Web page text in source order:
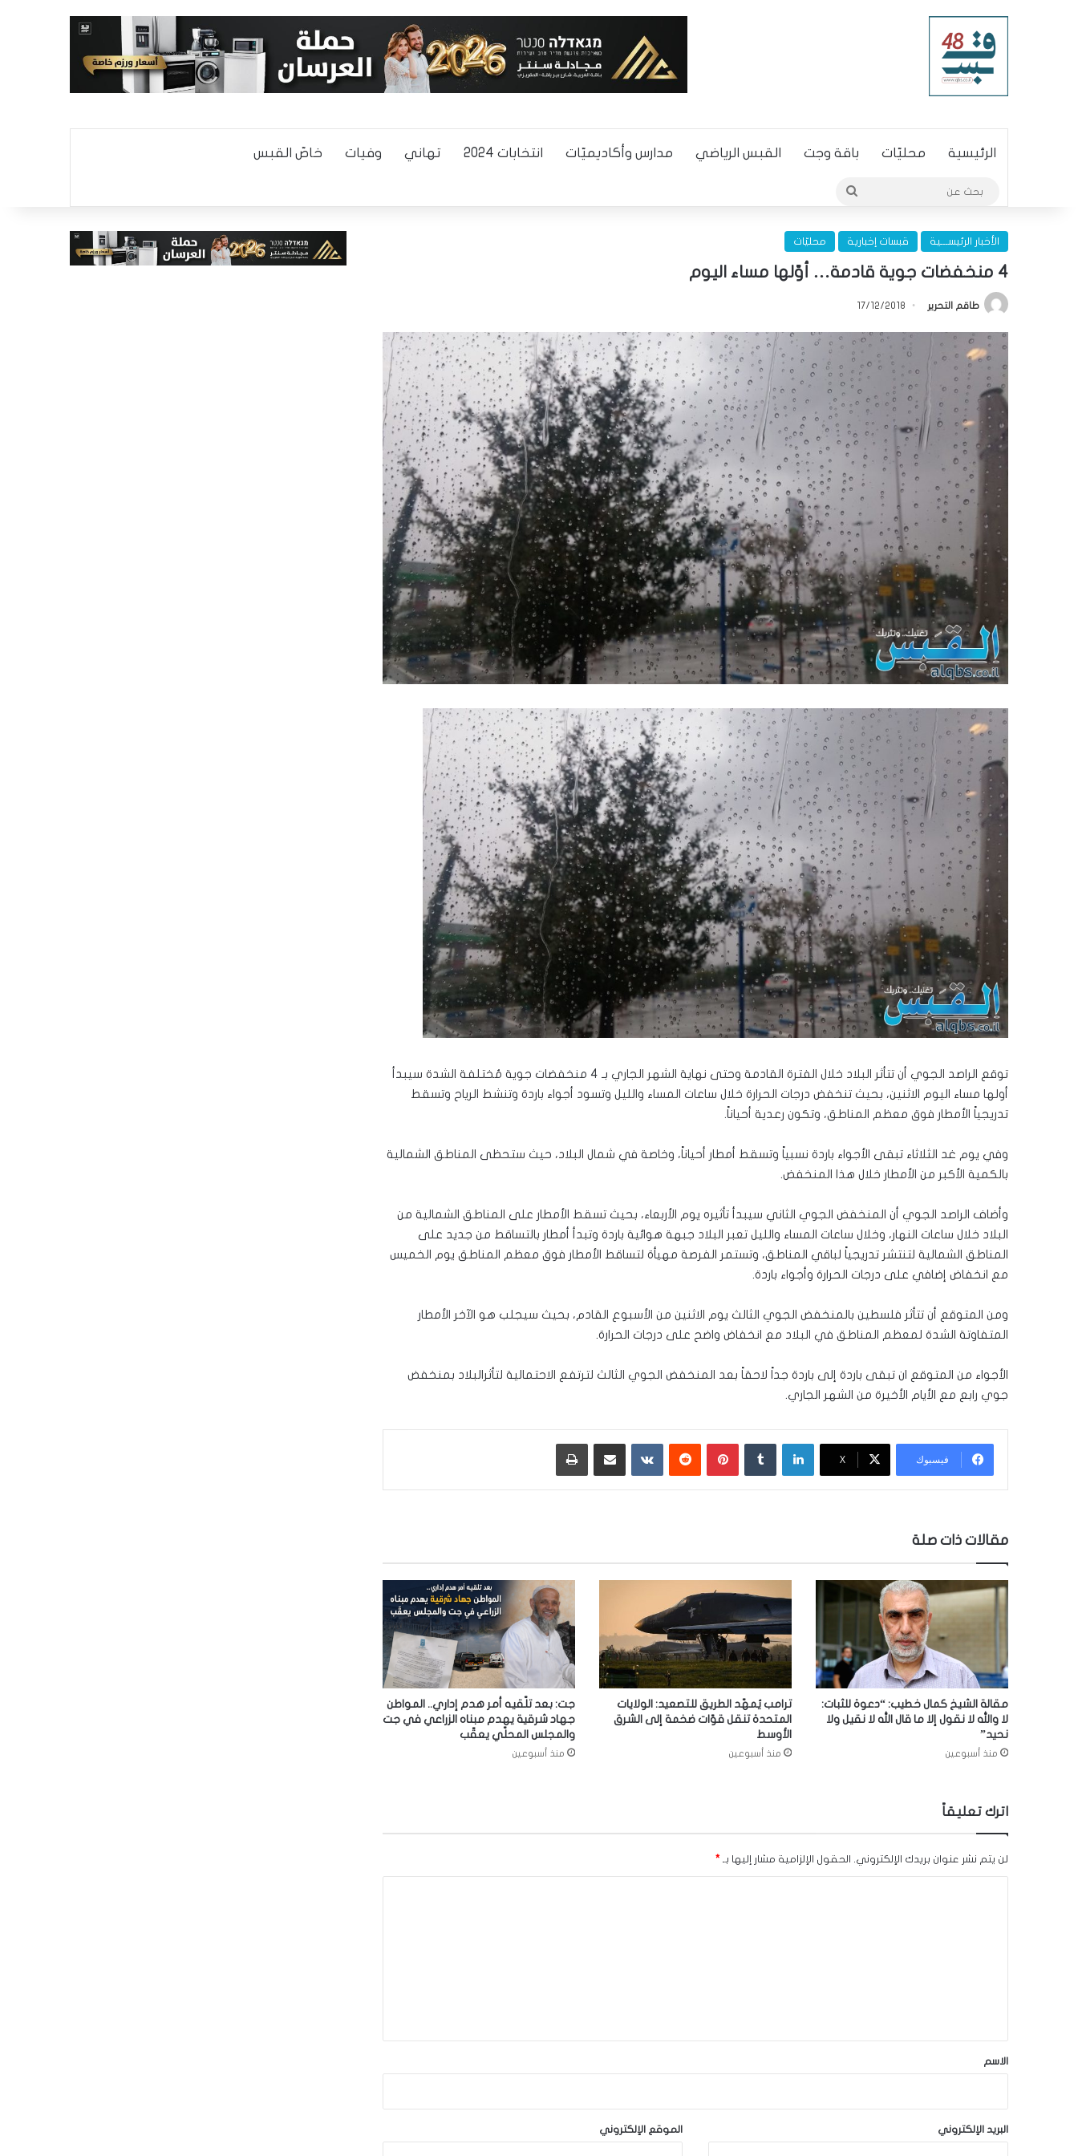
الرئيسية محليّات باقة وجت القبس الرياضي مدارس وأكاديميّات انتخابات 2024 تهاني وفيات خاصّ القبس
الأخبار الرئيســـية قبسات إخبارية محليّات
4 منخفضات جوية قادمة… أوّلها مساء اليوم
طاقم التحرير 17/12/2018
توقع الراصد الجوي أن تتأثر البلاد خلال الفترة القادمة وحتى نهاية الشهر الجاري بـ 4 منخفضات جوية مُختلفة الشدة سيبدأ
أولها مساء اليوم الاثنين، بحيث تنخفض درجات الحرارة خلال ساعات المساء والليل وتسود أجواء باردة وتنشط الرياح وتسقط
تدريجياً الأمطار فوق معظم المناطق، وتكون رعدية أحياناً.
وفي يوم غد الثلاثاء تبقى الأجواء باردة نسبياً وتسقط أمطار أحياناً، وخاصة في شمال البلاد، حيث ستحظى المناطق الشمالية
بالكمية الأكبر من الأمطار خلال هذا المنخفض.
وأضاف الراصد الجوي أن المنخفض الجوي الثاني سيبدأ تأثيره يوم الأربعاء، بحيث تسقط الأمطار على المناطق الشمالية من
البلاد خلال ساعات النهار، وخلال ساعات المساء والليل تعبر البلاد جبهة هوائية باردة وتبدأ أمطار بالتساقط من جديد على
المناطق الشمالية لتنتشر تدريجياً لباقي المناطق، وتستمر الفرصة مهيأة لتساقط الأمطار فوق معظم المناطق يوم الخميس
مع انخفاض إضافي على درجات الحرارة وأجواء باردة.
ومن المتوقع أن تتأثر فلسطين بالمنخفض الجوي الثالث يوم الاثنين من الأسبوع القادم، بحيث سيجلب هو الآخر الأمطار
المتفاوتة الشدة لمعظم المناطق في البلاد مع انخفاض واضح على درجات الحرارة.
الأجواء من المتوقع ان تبقى باردة إلى باردة جداً لاحقاً بعد المنخفض الجوي الثالث لترتفع الاحتمالية لتأثرالبلاد بمنخفض
جوي رابع مع الأيام الأخيرة من الشهر الجاري.
فيسبوك ‫X
لينكدإن بينتيريست ‏VKontakte
مقالات ذات صلة
مقالة الشيخ كمال خطيب: “دعوة للثبات:
لا والله لا نقول إلا ما قال الله لا نقيل ولا
نحيد”
منذ أسبوعين
ترامب يُمهّد الطريق للتصعيد: الولايات
المتحدة تنقل قوّات ضخمة إلى الشرق
الأوسط
منذ أسبوعين
جت: بعد تلّقيه أمر هدم إداري.. المواطن
جهاد شرقية يهدم مبناه الزراعي في جت
والمجلس المحلّي يعقّب
منذ أسبوعين
اترك تعليقاً
لن يتم نشر عنوان بريدك الإلكتروني. الحقول الإلزامية مشار إليها بـ *
*الاسم
البريد الإلكتروني الموقع الإلكتروني